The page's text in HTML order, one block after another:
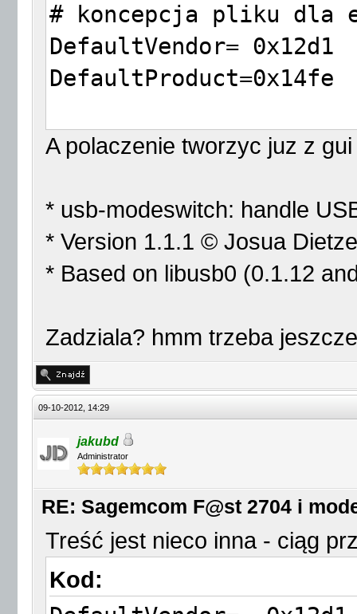
# koncepcja pliku dla
DefaultVendor= 0x12d1
DefaultProduct=0x14fe
TargetVendor= 0x12d1
przyjmie samo
CheckSuccess=20 #dla
A polaczenie tworzyc juz z
* usb-modeswitch: handle
* Version 1.1.1 © Josua
* Based on libusb0 (0.1.12
Zadziala? hmm trzeba
09-10-2012, 14:29
jakubd
Administrator
RE: Sagemcom F@st 2704 i
Treść jest nieco inna - ciąg
Kod: